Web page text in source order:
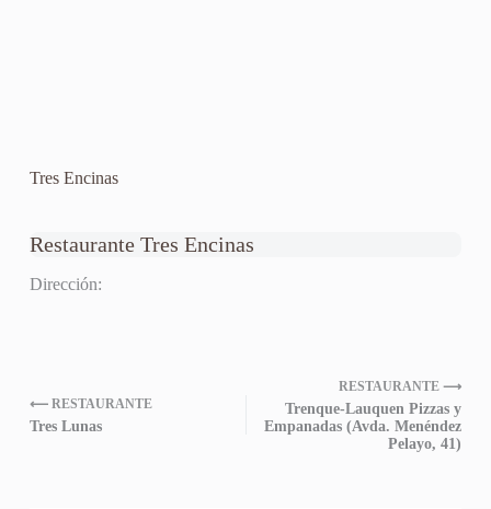
Tres Encinas
Restaurante Tres Encinas
Dirección:
⟵ RESTAURANTE
Tres Lunas
RESTAURANTE ⟶
Trenque-Lauquen Pizzas y
Empanadas (Avda. Menéndez
Pelayo, 41)